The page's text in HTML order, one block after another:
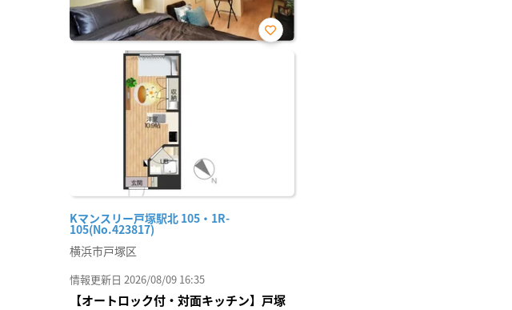
Kマンスリー戸塚駅北 105・1R-
105(No.423817)
お気
横浜市戸塚区
情報更新日 2026/08/09 16:35
【オートロック付・対面キッチン】戸塚